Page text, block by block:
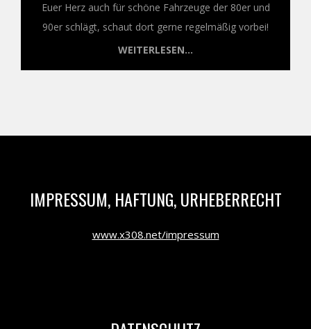
Euer Herz auch für schöne Fahrzeuge der 80er und
90er schlägt, schaut dort gerne regelmäßig vorbei!
WEITERLESEN...
IMPRESSUM, HAFTUNG, URHEBERRECHT
www.x308.net/impressum